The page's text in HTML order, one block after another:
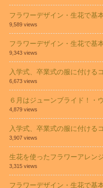
フラワーデザイン・生花で基
9,589 views
フラワーデザイン・生花で基
9,343 views
入学式、卒業式の服に付ける
6,673 views
６月はジューンブライド！・
4,879 views
入学式、卒業式の服に付ける
3,907 views
生花を使ったフラワーアレン
3,315 views
フラワーデザイン・生花で基